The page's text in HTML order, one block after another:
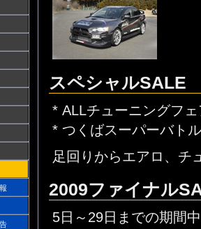
スペシャルSALE
* ALLチューニングフ
* つくばスーパーバト
足回りからエアロ、チ
2009ファイナル
5日～29日までの期間中